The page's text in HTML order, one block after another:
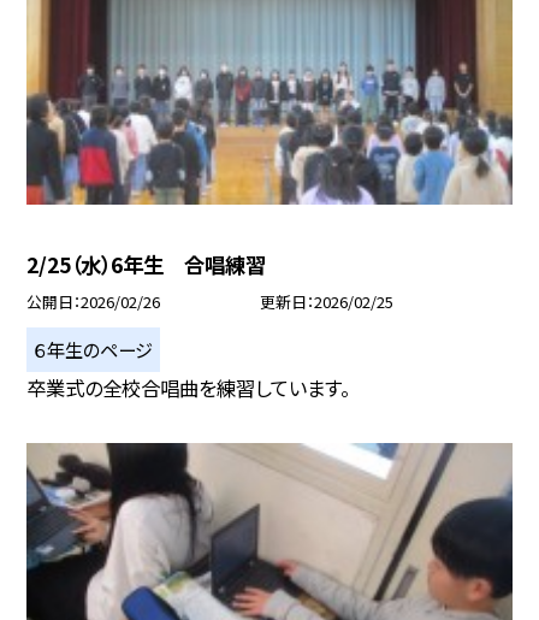
2/25（水）6年生 合唱練習
公開日 2026/02/26 更新日 2026/02/25
６年生のページ
卒業式の全校合唱曲を練習しています。